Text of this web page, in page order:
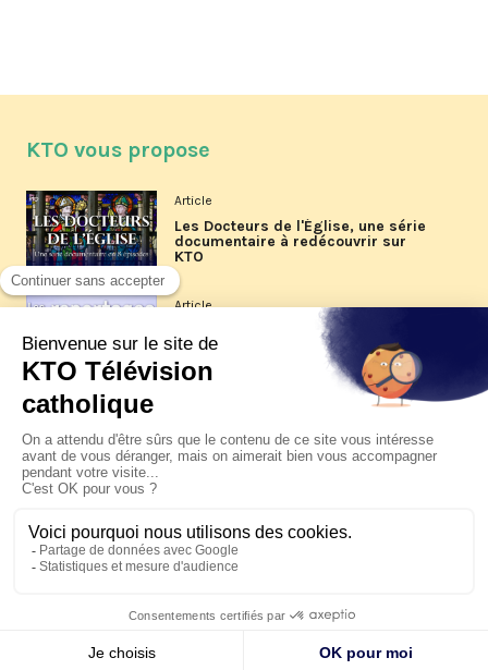
KTO vous propose
Article
Les Docteurs de l'Église, une série
documentaire à redécouvrir sur
KTO
Article
Les reportages d'été 2026 de KTO
La visite pastorale du pape Léon
XIV à Assise à suivre sur KTO le
jeudi 6 août
Le pape en Uruguay, Argentine et
Pérou du 6 au 17 novembre 2026
© KTO 2026 — Mentions légales